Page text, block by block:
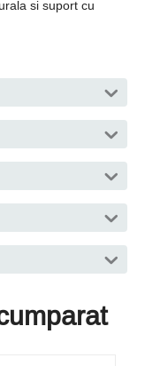
si suport cu